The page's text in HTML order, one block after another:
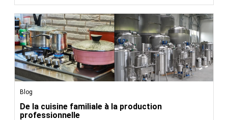
Blog
De la cuisine familiale à la production
professionnelle